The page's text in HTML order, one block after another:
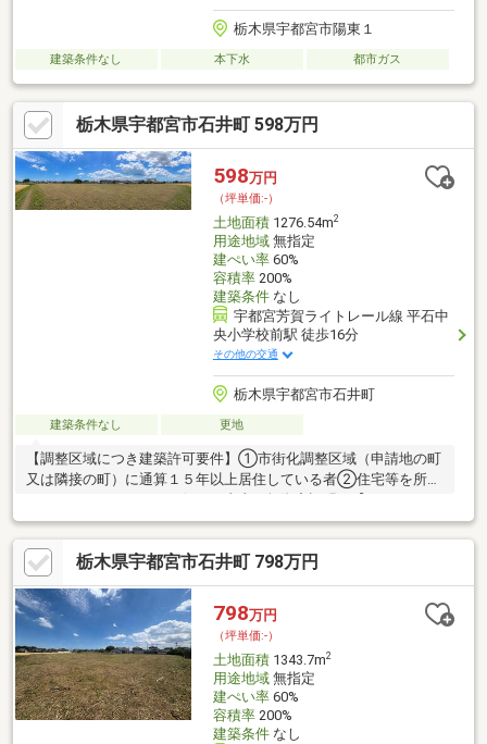
栃木県宇都宮市陽東１
建築条件なし 本下水 都市ガス
栃木県宇都宮市石井町 598万円
598万円
（坪単価:-）
土地面積1276.54m2
用途地域無指定
建ぺい率60%
容積率200%
建築条件なし
宇都宮芳賀ライトレール線 平石中
央小学校前駅 徒歩16分
その他の交通
栃木県宇都宮市石井町
建築条件なし 更地
【調整区域につき建築許可要件】①市街化調整区域（申請地の町
又は隣接の町）に通算１５年以上居住している者②住宅等を所有
イント】◯土地広々約386坪です◯LRTも利用できる環境なの
で 宇都宮駅やベルモール、清原方面へのアクセスが良好です！
〇平石地区に新施設東部総合公園～アークタウン～がオープン◯
建築条件無しなのでお好きなメーカーでお家を建てられますよ♪※
建築有効面積は499㎡（151坪）になります※上下水道引き込みは
お客様の負担となりますお気軽にお問い合わせください※価格に
は消費税を含みます
栃木県宇都宮市石井町 798万円
798万円
（坪単価:-）
土地面積1343.7m2
用途地域無指定
建ぺい率60%
容積率200%
建築条件なし